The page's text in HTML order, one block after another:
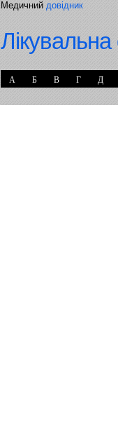
Медичнийдовідник
Лікувальна
А Б В Г Д